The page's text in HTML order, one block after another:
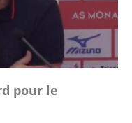
pour le